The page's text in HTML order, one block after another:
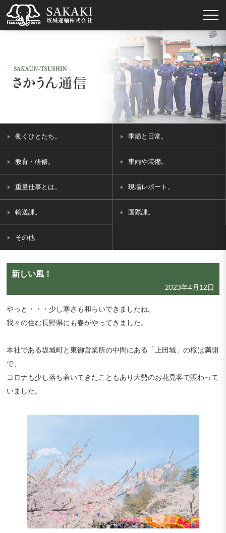
働くひとたち。 季節と日常。
教育・研修。 車両や装備。
重量仕事とは。 現場レポート。
輸送課。 国際課。
その他
新しい風！
2023年4月12日
やっと・・・少し寒さも和らいできましたね。
我々の住む長野県にも春がやってきました。
本社である坂城町と東御営業所の中間にある「上田城」の桜は満開
で、
コロナも少し落ち着いてきたこともあり大勢のお花見客で賑わって
いました。